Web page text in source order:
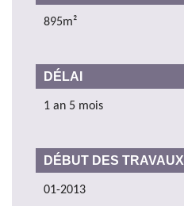
895m²
DÉLAI
1 an 5 mois
DÉBUT DES TRAVAUX
01-2013